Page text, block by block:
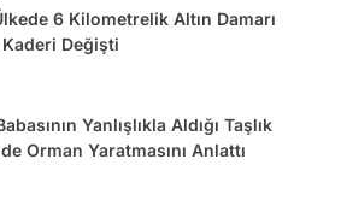
6 Kilometrelik Altın Damarı
Değişti
Yanlışlıkla Aldığı Taşlık
Orman Yaratmasını Anlattı